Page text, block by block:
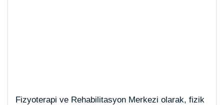
Fizyoterapi ve Rehabilitasyon Merkezi olarak, fizik